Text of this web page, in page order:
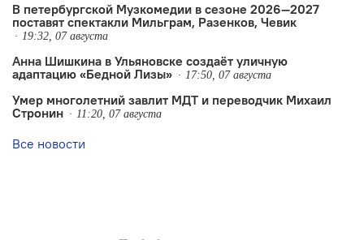
В петербургской Музкомедии в сезоне 2026—2027
поставят спектакли Мильграм, Разенков, Чевик
19:32, 07 августа
Анна Шишкина в Ульяновске создаëт уличную
адаптацию «Бедной Лизы»
17:50, 07 августа
Умер многолетний завлит МДТ и переводчик Михаил
Стронин
11:20, 07 августа
Все новости